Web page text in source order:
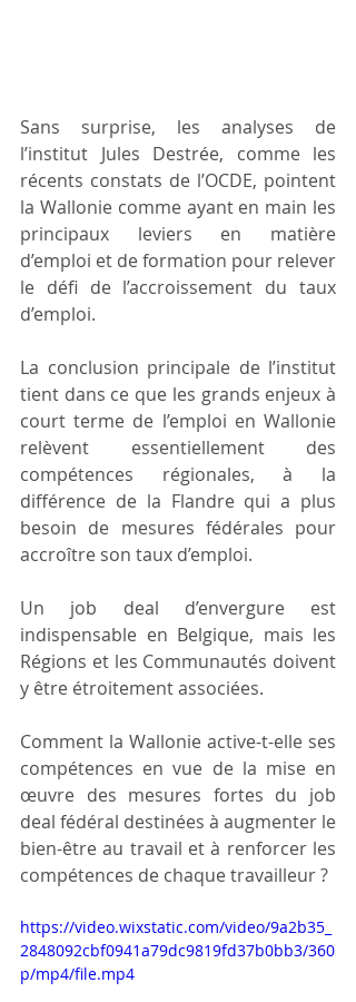
Sans surprise, les analyses de
l’institut Jules Destrée, comme les
récents constats de l’OCDE, pointent
la Wallonie comme ayant en main les
principaux leviers en matière
d’emploi et de formation pour relever
le défi de l’accroissement du taux
d’emploi.
La conclusion principale de l’institut
tient dans ce que les grands enjeux à
court terme de l’emploi en Wallonie
relèvent essentiellement des
compétences régionales, à la
différence de la Flandre qui a plus
besoin de mesures fédérales pour
accroître son taux d’emploi.
Un job deal d’envergure est
indispensable en Belgique, mais les
Régions et les Communautés doivent
y être étroitement associées.
Comment la Wallonie active-t-elle ses
compétences en vue de la mise en
œuvre des mesures fortes du job
deal fédéral destinées à augmenter le
bien-être au travail et à renforcer les
compétences de chaque travailleur ?
https://video.wixstatic.com/video/9a2b35_
2848092cbf0941a79dc9819fd37b0bb3/360
p/mp4/file.mp4